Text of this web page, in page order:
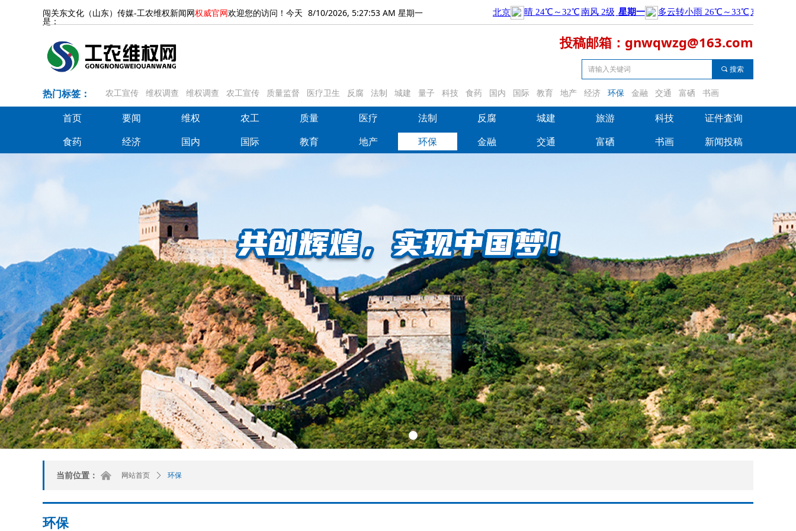
8/10/2026, 5:27:54 AM 星期一
闯关东文化（山东）传媒-工农维权新闻网权威官网欢迎您的访问！今天
是：
끠 搜索
投稿邮箱：gnwqwzg@163.com
热门标签： 农工宣传 维权调查 维权调查 农工宣传 质量监督 医疗卫生 反腐 法制 城建 量子 科技 食药 国内 国际 教育 地产 经济 环保 金融 交通 富硒 书画
首页
首页
要闻
要闻
维权
维权
农工
农工
质量
质量
医疗
医疗
法制
法制
反腐
反腐
城建
城建
旅游
旅游
科技
科技
证件査询
证件査询
食药
经济
国内
国际
教育
地产
环保
金融
交通
富硒
书画
新闻投稿
当前位置： 网站首页 ꄲ 环保
낀
环保